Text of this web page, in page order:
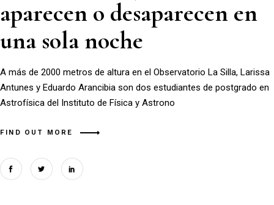
aparecen o desaparecen en
una sola noche
A más de 2000 metros de altura en el Observatorio La Silla, Larissa
Antunes y Eduardo Arancibia son dos estudiantes de postgrado en
Astrofísica del Instituto de Física y Astrono
FIND OUT MORE